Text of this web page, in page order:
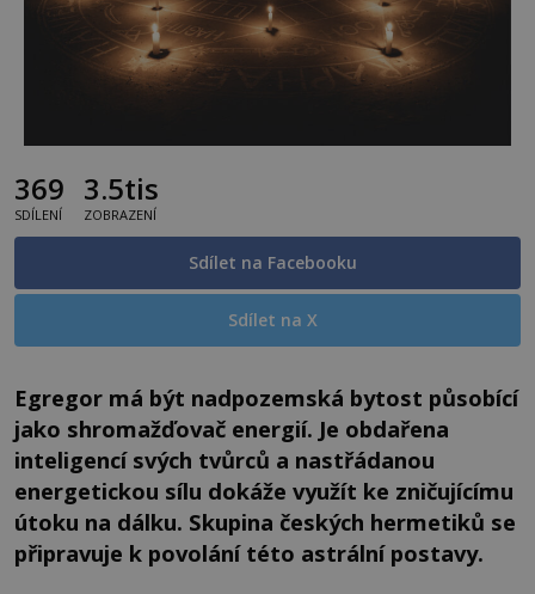
369
SDÍLENÍ
3.5tis
ZOBRAZENÍ
Sdílet na Facebooku
Sdílet na X
Egregor má být nadpozemská bytost působící
jako shromažďovač energií. Je obdařena
inteligencí svých tvůrců a nastřádanou
energetickou sílu dokáže využít ke zničujícímu
útoku na dálku. Skupina českých hermetiků se
připravuje k povolání této astrální postavy.